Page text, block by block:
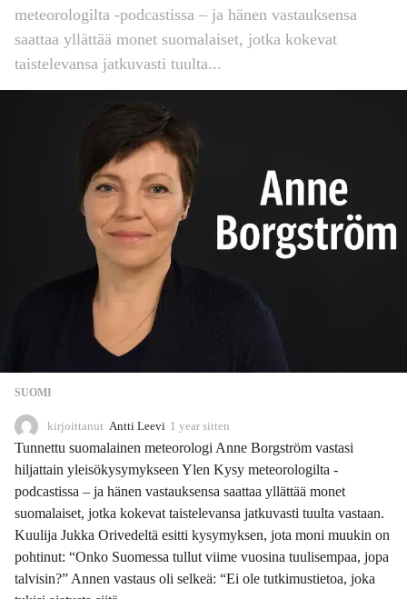
meteorologilta -podcastissa – ja hänen vastauksensa
saattaa yllättää monet suomalaiset, jotka kokevat
taistelevansa jatkuvasti tuulta...
SUOMI
kirjoittanut Antti Leevi 1 year sitten
y
a
r
s
t
t
e
Tunnettu suomalainen meteorologi Anne Borgström vastasi
hiljattain yleisökysymykseen Ylen Kysy meteorologilta -
podcastissa – ja hänen vastauksensa saattaa yllättää monet
suomalaiset, jotka kokevat taistelevansa jatkuvasti tuulta vastaan.
Kuulija Jukka Orivedeltä esitti kysymyksen, jota moni muukin on
pohtinut: “Onko Suomessa tullut viime vuosina tuulisempaa, jopa
talvisin?” Annen vastaus oli selkeä: “Ei ole tutkimustietoa, joka